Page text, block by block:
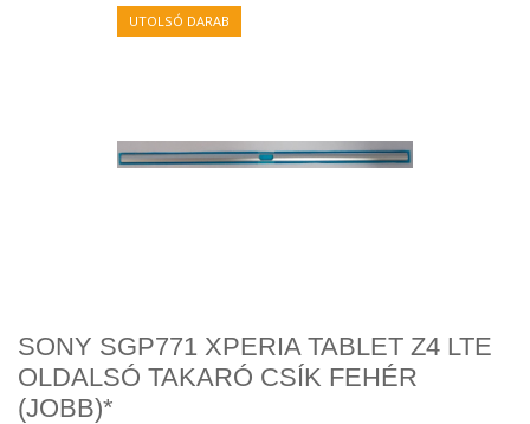
UTOLSÓ DARAB
SONY SGP771 XPERIA TABLET Z4 LTE
OLDALSÓ TAKARÓ CSÍK FEHÉR
(JOBB)*